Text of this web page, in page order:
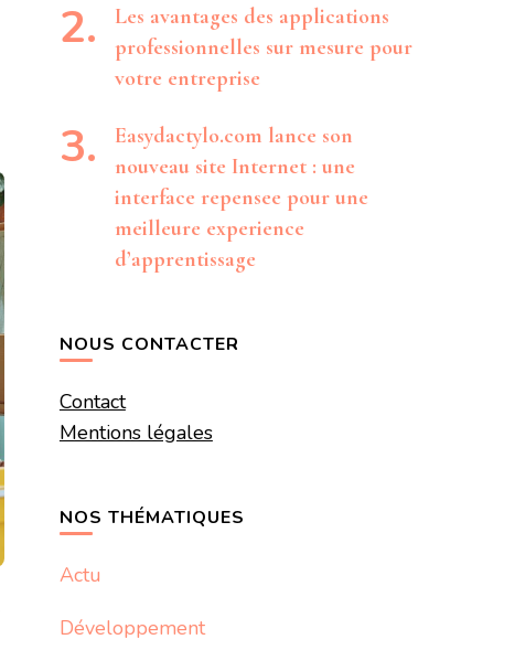
Les avantages des applications
professionnelles sur mesure pour
votre entreprise
Easydactylo.com lance son
nouveau site Internet : une
interface repensee pour une
meilleure experience
d’apprentissage
NOUS CONTACTER
Contact
Mentions légales
NOS THÉMATIQUES
Actu
Développement